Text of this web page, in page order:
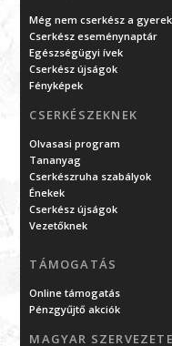
Még nem cserkész a
Cserkész eseménynaptár
Egészségügyi ívek
Cserkész újságok
Fényképek
CSERKÉSZEKNEK
Olvasasi program
Tananyag
Cserkészruha szabályok
Énekek
Cserkész újságok
Vezetőknek
TÁMOGATÁS
Online támogatás
Pénzgyűjtő akciók
MAGYAR